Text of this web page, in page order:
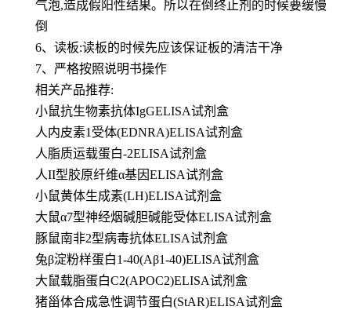
气泡,造成假阳性结果。所以在倒终止剂的时候要缓慢
倒
6、读板:读板的时候先应该保证板的清洁干净
7、严格按照说明书操作
相关产品推荐:
小鼠抗生物素抗体IgGELISA试剂盒
人内皮素1受体(EDNRA)ELISA试剂盒
人脂质运载蛋白-2ELISA试剂盒
人II型胶原纤维α基因ELISA试剂盒
小鼠黄体生成素(LH)ELISA试剂盒
大鼠α7型神经烟碱胆碱能受体ELISA试剂盒
豚鼠南非2型病毒抗体ELISA试剂盒
兔β淀粉样蛋白1-40(Aβ1-40)ELISA试剂盒
大鼠载脂蛋白C2(APOC2)ELISA试剂盒
猪甾体合成急性调节蛋白(StAR)ELISA试剂盒